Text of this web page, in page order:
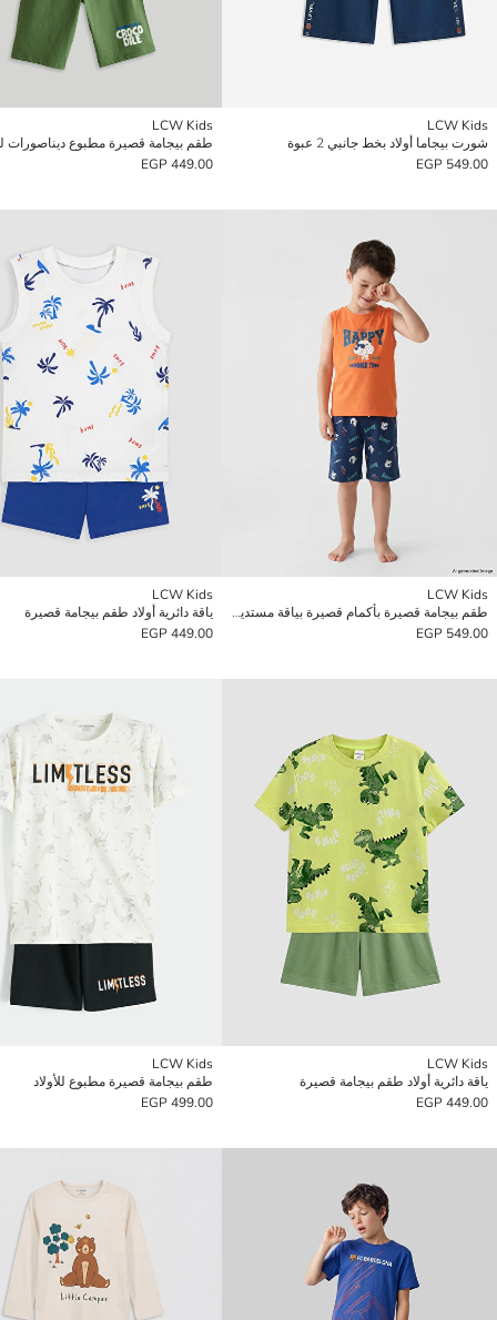
LCW Kids
شورت بيجاما أولاد بخط جانبي 2 عبوة
549.00 EGP
LCW Kids
طقم بيجامة قصيرة مطبوع ديناصورات
449.00 EGP
LCW Kids
طقم بيجامة قصيرة بأكمام قصيرة بياقة مستديرة للأولاد
549.00 EGP
LCW Kids
ياقة دائرية أولاد طقم بيجامة قصيرة
449.00 EGP
LCW Kids
ياقة دائرية أولاد طقم بيجامة قصيرة
449.00 EGP
LCW Kids
طقم بيجامة قصيرة مطبوع للأولاد
499.00 EGP